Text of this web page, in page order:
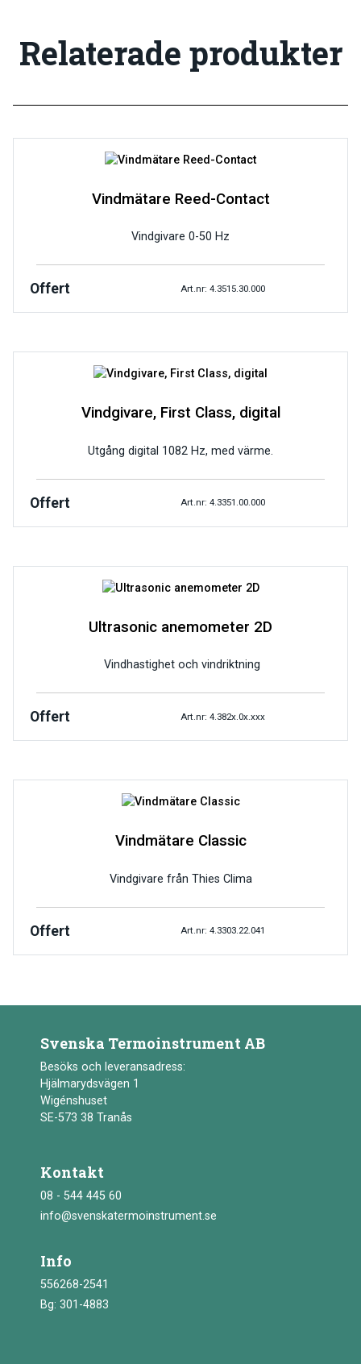
Relaterade produkter
Vindmätare Reed-Contact
Vindgivare 0-50 Hz
Offert Art.nr: 4.3515.30.000
Vindgivare, First Class, digital
Utgång digital 1082 Hz, med värme.
Offert Art.nr: 4.3351.00.000
Ultrasonic anemometer 2D
Vindhastighet och vindriktning
Offert Art.nr: 4.382x.0x.xxx
Vindmätare Classic
Vindgivare från Thies Clima
Offert Art.nr: 4.3303.22.041
Svenska Termoinstrument AB
Besöks och leveransadress:
Hjälmarydsvägen 1
Wigénshuset
SE-573 38 Tranås
Kontakt
08 - 544 445 60
info@svenskatermoinstrument.se
Info
556268-2541
Bg: 301-4883